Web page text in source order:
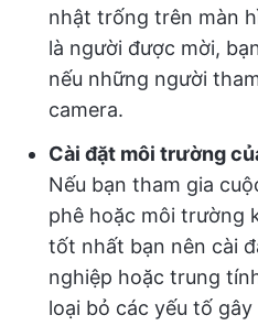
nhật trống trên màn
là người được mời,
nếu những người
camera.
Cài đặt môi trường
Nếu bạn tham gia
phê hoặc môi trường
tốt nhất bạn nên cài
nghiệp hoặc trung
loại bỏ các yếu tố